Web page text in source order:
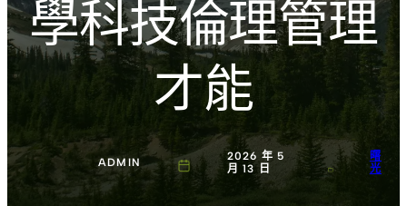
學科技倫理管理
才能
ADMIN
2026 年 5
月 13 日
曙
光